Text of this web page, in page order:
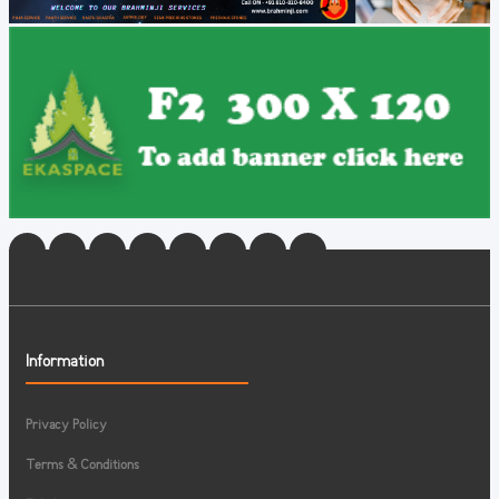
Information
Privacy Policy
Terms & Conditions